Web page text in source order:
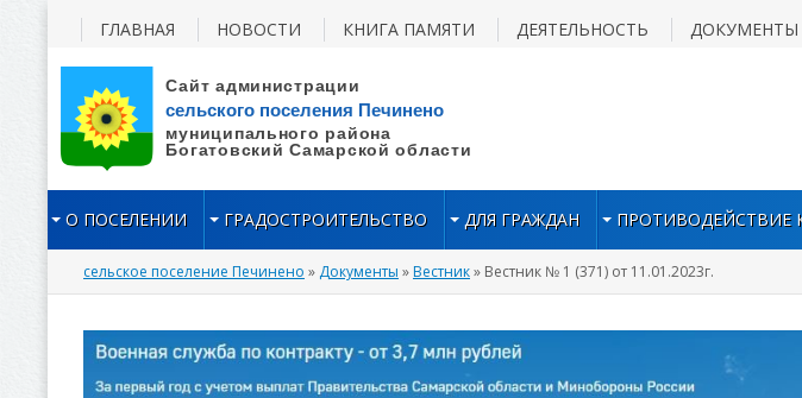
ГЛАВНАЯ НОВОСТИ КНИГА ПАМЯТИ ДЕЯТЕЛЬНОСТЬ ДОКУМЕНТЫ
О ПОСЕЛЕНИИ ГРАДОСТРОИТЕЛЬСТВО ДЛЯ ГРАЖДАН ПРОТИВОДЕЙСТВИЕ
сельское поселение Печинено » Документы »Вестник» Вестник № 1 (371) от 11.01.2023г.